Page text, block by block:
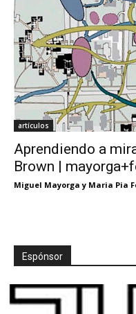
artículos
Aprendiendo a
Brown |
Miguel Mayorga y Maria Pia
Espónsor